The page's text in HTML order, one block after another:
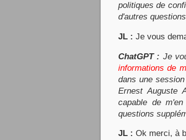
politiques de
d'autres
JL : Je vous
ChatGPT : Je
informations de
dans une
Ernest Auguste
capable de
questions
JL : Ok merci, à